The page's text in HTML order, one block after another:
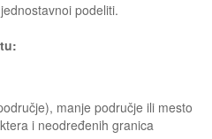
podeliti.
manje područje ili mesto
i neodređenih granica